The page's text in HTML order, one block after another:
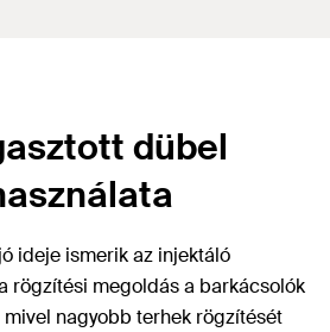
dübel
ideje ismerik az injektáló
rögzítési megoldás a barkácsolók
nagyobb terhek rögzítését